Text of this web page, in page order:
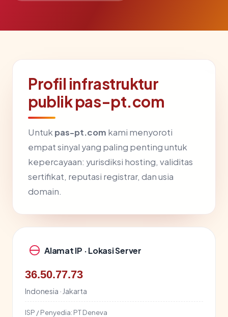
Profil infrastruktur
publik pas-pt.com
Untuk pas-pt.com kami menyoroti
empat sinyal yang paling penting untuk
kepercayaan: yurisdiksi hosting, validitas
sertifikat, reputasi registrar, dan usia
domain.
Alamat IP · Lokasi Server
36.50.77.73
Indonesia · Jakarta
ISP / Penyedia: PT Deneva